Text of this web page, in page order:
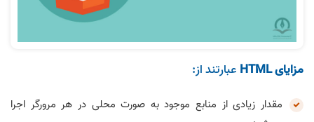
مزایای HTML عبارتند از:
مقدار زیادی از منابع موجود به صورت محلی در هر مرورگر اجرا